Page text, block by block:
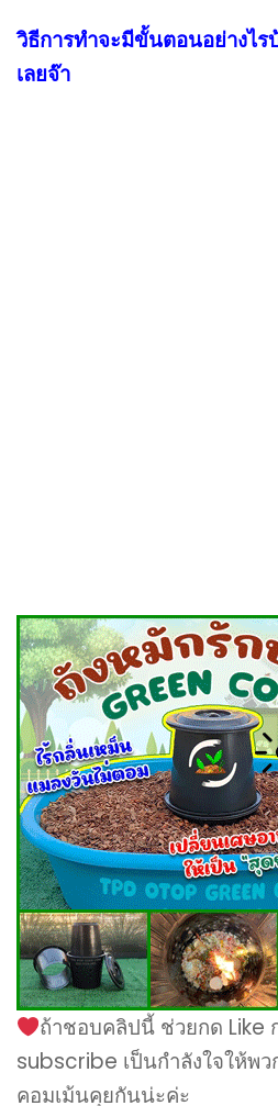
วิธีการทำจะมีขั้นตอนอย่างไ
เลยจ๊า
ถ้าชอบคลิปนี้ ช่วยกด Like
subscribe เป็นกำลังใจให้พว
คอมเม้นคุยกันน่ะค่ะ